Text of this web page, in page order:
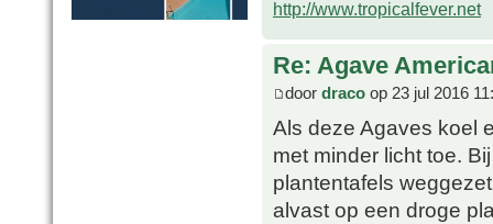
http://www.tropicalfever.net
Re: Agave
door draco op 23 jul 2016
Als deze Agaves koel
met minder licht toe.
plantentafels
alvast op een droge